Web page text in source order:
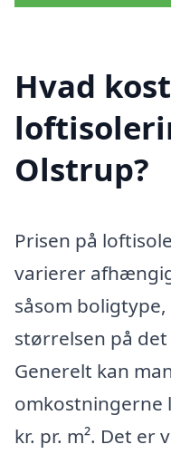
Hvad
Olstrup?
Prisen på
varierer
såsom
størrelsen på
Generelt kan
omkostningerne
kr. pr. m². Det er